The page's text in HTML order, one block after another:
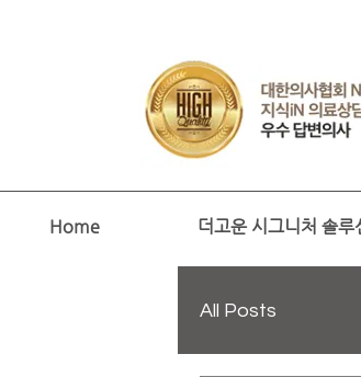
Home 더고운 시그니처 솔루
All Posts